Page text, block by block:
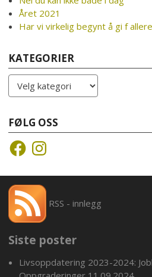
Året 2021
Har vi virkelig begynt å gi f
KATEGORIER
Kategorier
FØLG OSS
FacebookInstagram
RSS - innlegg
Siste poster
Livsoppdatering 2023-2024: